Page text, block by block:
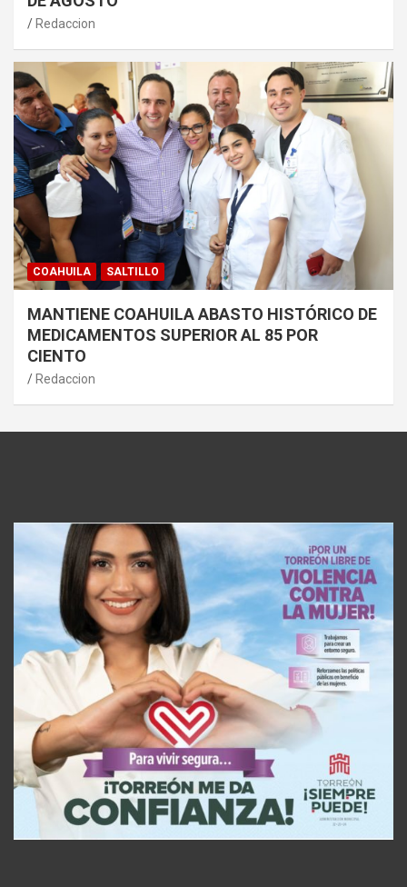
Redaccion
COAHUILA SALTILLO
MANTIENE COAHUILA ABASTO HISTÓRICO DE
MEDICAMENTOS SUPERIOR AL 85 POR
CIENTO
Redaccion